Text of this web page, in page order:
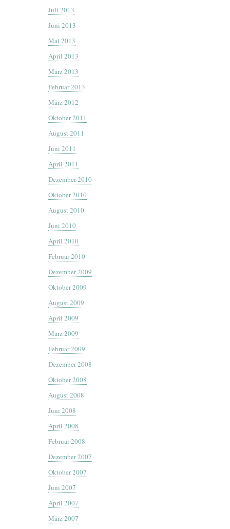
Juli 2013
Juni 2013
Mai 2013
April 2013
März 2013
Februar 2013
März 2012
Oktober 2011
August 2011
Juni 2011
April 2011
Dezember 2010
Oktober 2010
August 2010
Juni 2010
April 2010
Februar 2010
Dezember 2009
Oktober 2009
August 2009
April 2009
März 2009
Februar 2009
Dezember 2008
Oktober 2008
August 2008
Juni 2008
April 2008
Februar 2008
Dezember 2007
Oktober 2007
Juni 2007
April 2007
März 2007